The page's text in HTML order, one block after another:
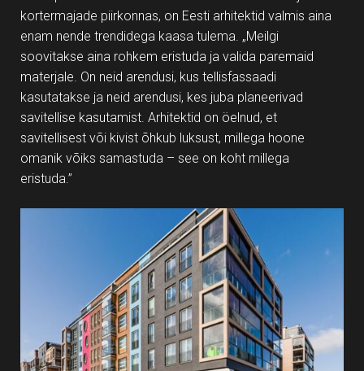
kortermajade piirkonnas, on Eesti arhitektid valmis aina
enam nende trendidega kaasa tulema. „Meilgi
soovitakse aina rohkem eristuda ja valida paremaid
materjale. On neid arendusi, kus tellisfassaadi
kasutatakse ja neid arendusi, kes juba planeerivad
savitellise kasutamist. Arhitektid on öelnud, et
savitellisest või kivist õhkub luksust, millega hoone
omanik võiks samastuda – see on koht millega
eristuda.”